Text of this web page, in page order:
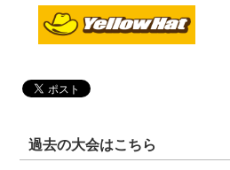
過去の大会はこちら